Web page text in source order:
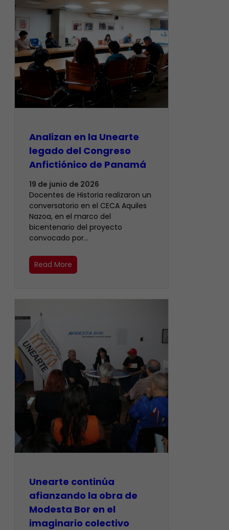
Analizan en la Unearte
legado del Congreso
Anfictiónico de Panamá
19 de junio de 2026
Docentes de Historia realizaron un
conversatorio en el CECA Aquiles
Nazoa, en el marco del
bicentenario del proyecto
convocado por…
Read More
Unearte continúa
afianzando la obra de
Modesta Bor en el
imaginario colectivo